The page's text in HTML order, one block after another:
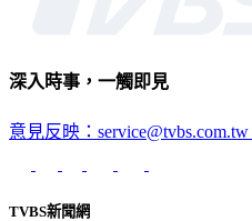
深入時事，一觸即見
意見反映：service@tvbs.com.tw
TVBS新聞網